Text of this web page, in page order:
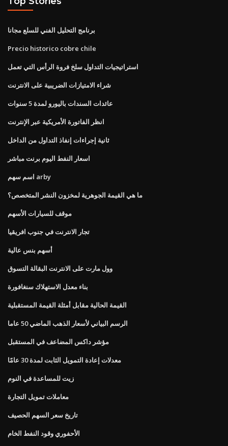
برنامج التحليل الفني للسلع مجانا
Precio historico cobre chile
استراتيجيات التداول سلخ فروة الرأس التي تعمل
شراء الامتيازات الضريبية على الانترنت
عائدات السندات باليورو لمدة 5 سنوات
انظر الفاتورة الأمريكية عبر الإنترنت
ثانية إجراءات إنفاذ التداول من الداخل
اسعار النفط اليوم برنت مباشر
اسم سهم arby
ما هي القيمة الجوهرية لمخزون النشر المتخصص؟
موقف للسيارات الأسهم
تجار الانترنت في جنوب افريقيا
أسهم بنس عالية
وول مارت على الانترنت البقالة التسوق
بناء معدل الاستهلاك سنغافورة
القيمة الحالية مقابل أمثلة القيمة المستقبلية
الرسم البياني لأسعار الذهب الماضي 50 عاما
مؤشر داكس المضاعف في المستقبل
معدلات إعادة التمويل الثابت لمدة 30 عامًا
زيت للمساعدة في النوم
معاملات تمويل التجارة
تاريخ سعر السهم الحصيف
الأحفوري وقود النفط الخام